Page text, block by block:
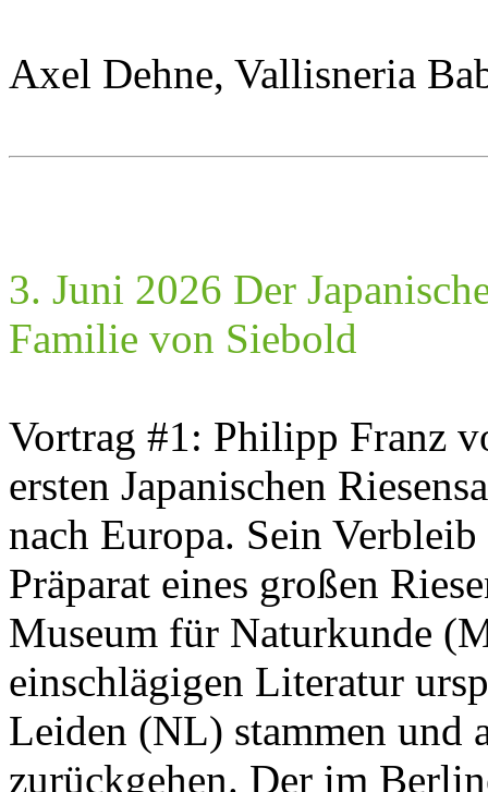
Axel Dehne, Vallisneria
3. Juni 2026 Der
Familie von Siebold
Vortrag #1: Philipp Franz
ersten Japanischen
nach Europa. Sein
Präparat eines großen
Museum für Naturkunde
einschlägigen Literatur
Leiden (NL) stammen und
zurückgehen. Der im